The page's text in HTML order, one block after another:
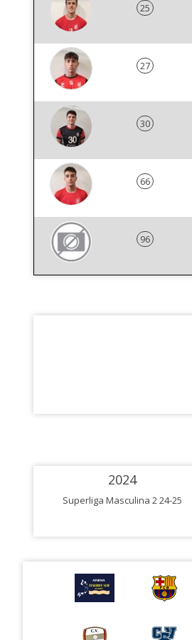
25
27
30
66
96
2024
Superliga Masculina 2 24-25